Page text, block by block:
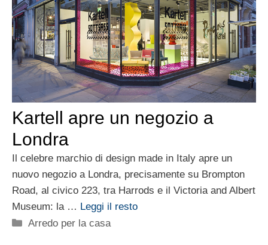
Kartell apre un negozio a
Londra
Il celebre marchio di design made in Italy apre un
nuovo negozio a Londra, precisamente su Brompton
Road, al civico 223, tra Harrods e il Victoria and Albert
Museum: la … Leggi il resto
Categorie
Arredo per la casa